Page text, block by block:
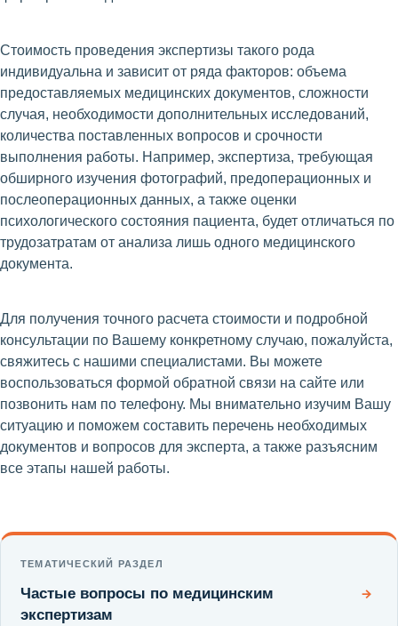
Стоимость проведения экспертизы такого рода
индивидуальна и зависит от ряда факторов: объема
предоставляемых медицинских документов, сложности
случая, необходимости дополнительных исследований,
количества поставленных вопросов и срочности
выполнения работы. Например, экспертиза, требующая
обширного изучения фотографий, предоперационных и
послеоперационных данных, а также оценки
психологического состояния пациента, будет отличаться по
трудозатратам от анализа лишь одного медицинского
документа.
Для получения точного расчета стоимости и подробной
консультации по Вашему конкретному случаю, пожалуйста,
свяжитесь с нашими специалистами. Вы можете
воспользоваться формой обратной связи на сайте или
позвонить нам по телефону. Мы внимательно изучим Вашу
ситуацию и поможем составить перечень необходимых
документов и вопросов для эксперта, а также разъясним
все этапы нашей работы.
ТЕМАТИЧЕСКИЙ РАЗДЕЛ
Частые вопросы по медицинским
экспертизам
→